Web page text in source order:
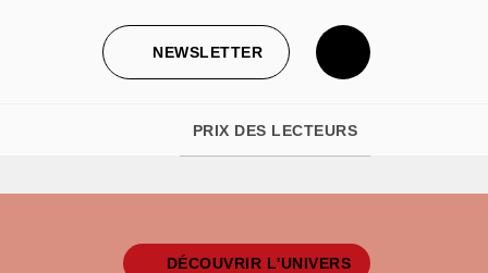
NEWSLETTER
PRIX DES LECTEURS
DÉCOUVRIR L'UNIVERS